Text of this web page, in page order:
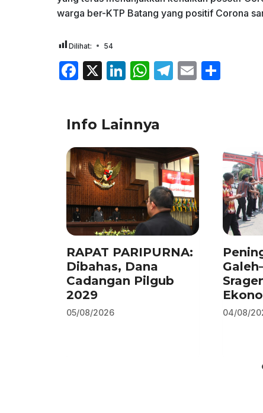
warga ber-KTP Batang yang positif Corona
Dilihat: 54
F
e
b
o
o
k
X
Li
e
dI
n
W
s
A
p
p
T
a
m
E
Info Lainnya
RAPAT PARIPURNA:
Dibahas, Dana
Cadangan Pilgub
2029
05/08/2026 04/08/